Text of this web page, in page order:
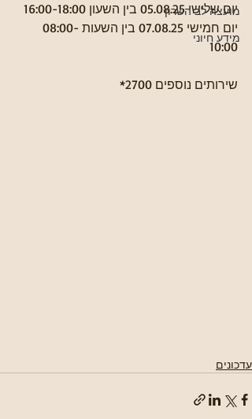
מועצה לב השרון
מידע חיוני
יום שלישי 05.08.25 בין השעון 16:00-18:00
יום חמישי 07.08.25 בין השעות 08:00-
10:00
שירותים נוספים 2700*
עדכונים